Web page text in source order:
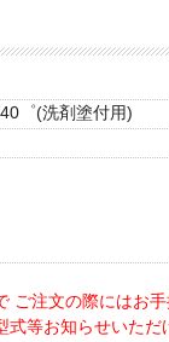
゜(洗剤塗付用)
注文の際にはお
等お知らせいた